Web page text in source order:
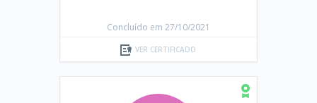
Concluído em 27/10/2021
VER CERTIFICADO